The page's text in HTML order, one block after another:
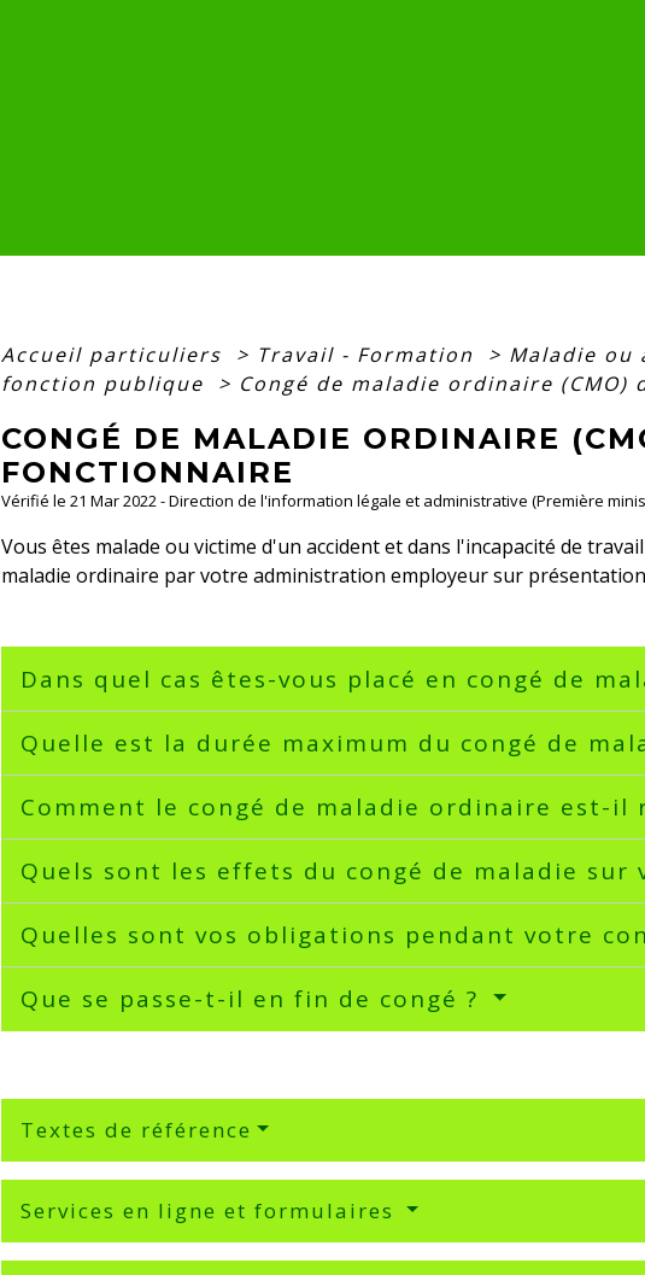
Accueil particuliers > Travail - Formation > Maladie ou
fonction publique
> Congé de maladie ordinaire
CONGÉ DE MALADIE ORDINAIRE
FONCTIONNAIRE
Vérifié le 21 Mar 2022 - Direction de l'information légale et administrative (Première
Vous êtes malade ou victime d'un accident et dans l'incapacité de
maladie ordinaire par votre administration employeur sur
Dans quel cas êtes-vous placé en congé de
Quelle est la durée maximum du congé de
Comment le congé de maladie ordinaire est-il
Quels sont les effets du congé de maladie
Quelles sont vos obligations pendant votre
Que se passe-t-il en fin de congé ?
Textes de référence
Services en ligne et formulaires